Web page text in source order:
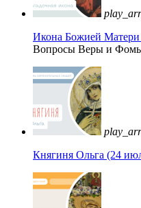
Икона Божией
Вопросы Веры и
Княгиня Ольга (24